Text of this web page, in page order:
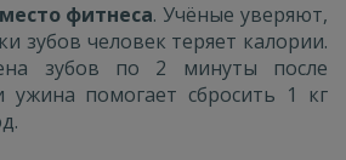
фитнеса. Учёные уверяют,
зубов человек теряет калории.
зубов по 2 минуты после
ужина помогает сбросить 1 кг